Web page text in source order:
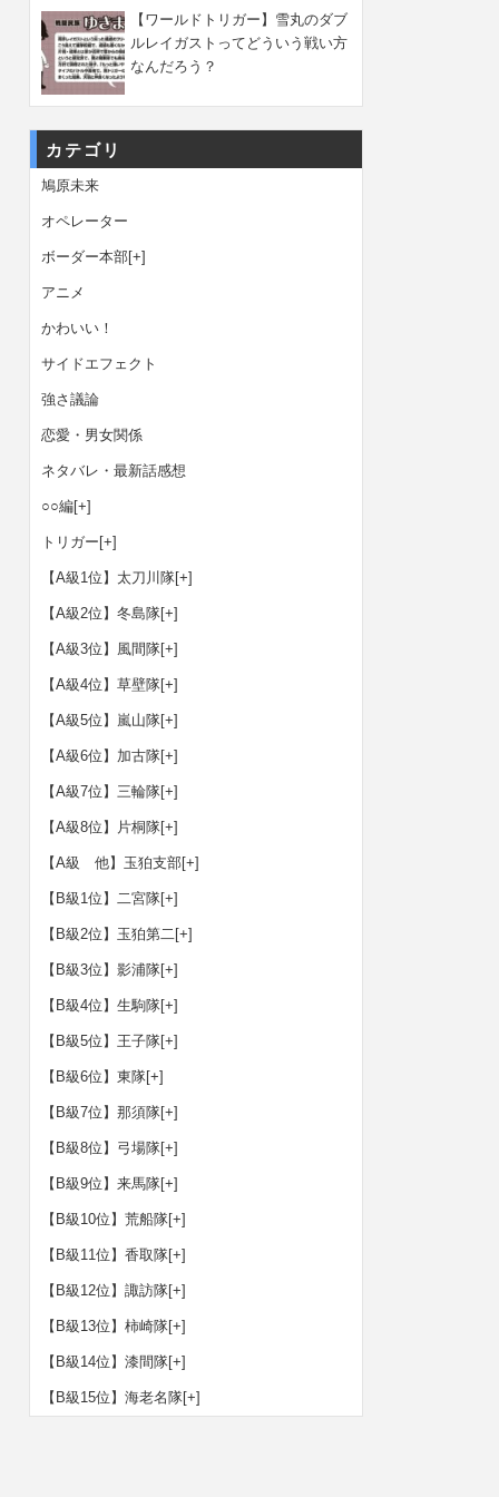
【ワールドトリガー】雪丸のダブ
ルレイガストってどういう戦い方
なんだろう？
カテゴリ
鳩原未来
オペレーター
ボーダー本部[+]
アニメ
かわいい！
サイドエフェクト
強さ議論
恋愛・男女関係
ネタバレ・最新話感想
○○編[+]
トリガー [+]
【A級1位】太刀川隊[+]
【A級2位】冬島隊[+]
【A級3位】風間隊[+]
【A級4位】草壁隊[+]
【A級5位】嵐山隊[+]
【A級6位】加古隊[+]
【A級7位】三輪隊[+]
【A級8位】片桐隊[+]
【A級 他】玉狛支部[+]
【B級1位】二宮隊[+]
【B級2位】玉狛第二[+]
【B級3位】影浦隊[+]
【B級4位】生駒隊[+]
【B級5位】王子隊[+]
【B級6位】東隊[+]
【B級7位】那須隊[+]
【B級8位】弓場隊[+]
【B級9位】来馬隊[+]
【B級10位】荒船隊[+]
【B級11位】香取隊[+]
【B級12位】諏訪隊[+]
【B級13位】柿崎隊[+]
【B級14位】漆間隊[+]
【B級15位】海老名隊[+]